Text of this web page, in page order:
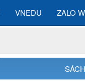
VNEDU ZALO